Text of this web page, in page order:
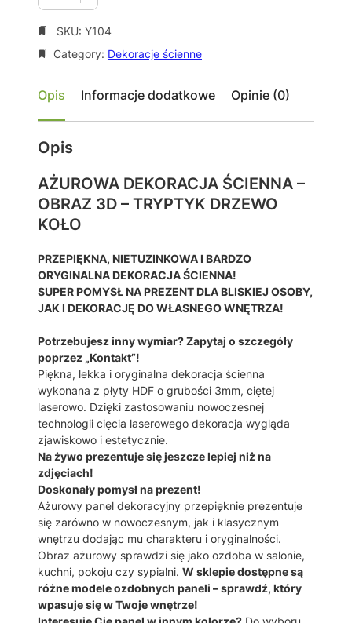
o
ś
D
K
R
A
C
J
A
Ś
C
E
N
N
A
D
O
B
R
A
Z
T
r
y
p
t
y
k
D
R
Z
E
W
SKU: Y104
Category: Dekoracje ścienne
Opis Informacje dodatkowe Opinie (0)
Opis
AŻUROWA DEKORACJA ŚCIENNA –
OBRAZ 3D – TRYPTYK DRZEWO
KOŁO
PRZEPIĘKNA, NIETUZINKOWA I BARDZO
ORYGINALNA DEKORACJA ŚCIENNA!
SUPER POMYSŁ NA PREZENT DLA BLISKIEJ OSOBY,
JAK I DEKORACJĘ DO WŁASNEGO WNĘTRZA!
Potrzebujesz inny wymiar? Zapytaj o szczegóły
poprzez „Kontakt”!
Piękna, lekka i oryginalna dekoracja ścienna
wykonana z płyty HDF o grubości 3mm, ciętej
laserowo. Dzięki zastosowaniu nowoczesnej
technologii cięcia laserowego dekoracja wygląda
zjawiskowo i estetycznie.
Na żywo prezentuje się jeszcze lepiej niż na
zdjęciach!
Doskonały pomysł na prezent!
Ażurowy panel dekoracyjny przepięknie prezentuje
się zarówno w nowoczesnym, jak i klasycznym
wnętrzu dodając mu charakteru i oryginalności.
Obraz ażurowy sprawdzi się jako ozdoba w salonie,
kuchni, pokoju czy sypialni. W sklepie dostępne są
różne modele ozdobnych paneli – sprawdź, który
wpasuje się w Twoje wnętrze!